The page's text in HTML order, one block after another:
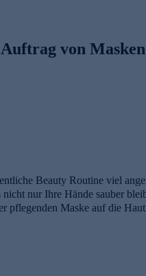
von Masken
Beauty Routine viel
nur Ihre Hände sauber
pflegenden Maske auf die